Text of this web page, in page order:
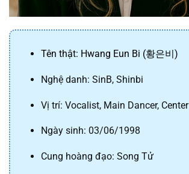
Tên thật: Hwang Eun Bi (황은비)
Nghệ danh: SinB, Shinbi
Vị trí: Vocalist, Main Dancer, Center
Ngày sinh: 03/06/1998
Cung hoàng đạo: Song Tử